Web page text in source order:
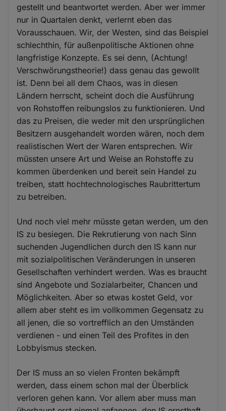
gestellt und beantwortet werden. Aber wer immer
nur in Quartalen denkt, verlernt eben das
Vorausschauen. Wir, der Westen, sind das Beispiel
schlechthin, für außenpolitische Aktionen ohne
langfristige Konzepte. Es sei denn, (Achtung!
Verschwörungstheorie!) dass genau das gewollt
ist. Denn bei all dem Chaos, was in diesen
Ländern herrscht, scheint doch die Ausführung
von Rohstoffen reibungslos zu funktionieren. Und
das zu Preisen, die weder mit den ursprünglichen
Besitzern ausgehandelt worden wären, noch dem
realistischen Wert der Waren entsprechen. Wir
müssten unsere Art und Weise an Rohstoffe zu
kommen überdenken und bereit sein Handel zu
treiben, statt hochtechnologisches Raubrittertum
zu betreiben.
Und noch viel mehr müsste getan werden, um den
IS zu besiegen. Die Rekrutierung von nach Sinn
suchenden Jugendlichen durch den IS kann nur
mit sozialpolitischen Veränderungen in unseren
Gesellschaften verhindert werden. Was es braucht
sind Angebote und Sozialarbeiter, Chancen und
Möglichkeiten. Aber so etwas kostet Geld, vor
allem aber steht es im vollkommen Gegensatz zu
all jenen, die so vortrefflich an den Umständen
verdienen - und einen Teil des Profites in den
Lobbyismus stecken.
Der IS muss an so vielen Fronten bekämpft
werden, dass einem schon mal der Überblick
verloren gehen kann. Vor allem aber muss man